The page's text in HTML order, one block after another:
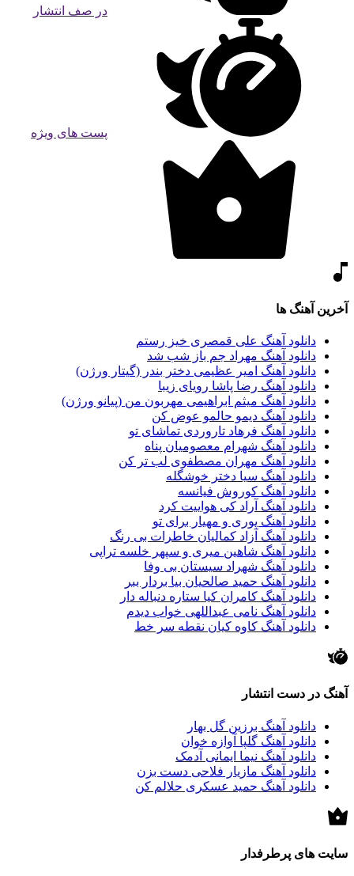
در صف انتشار
پست های ویژه
آخرین آهنگ ها
دانلود آهنگ علی قمصری خیز رستم
دانلود آهنگ مهراد جم باز شب شد
دانلود آهنگ امیر عظیمی دختر بندر (گیتار ورژن)
دانلود آهنگ رضا پاشا رویای زیبا
دانلود آهنگ میثم ابراهیمی مهربون من (پیانو ورژن)
دانلود آهنگ دیمو حالمو عوض کن
دانلود آهنگ فرهاد تاروردی تماشای تو
دانلود آهنگ شهرام معصومیان پناه
دانلود آهنگ مهران مصطفوی لب تر کن
دانلود آهنگ سیا دختر خوشگله
دانلود آهنگ کوروش فیانسه
دانلود آهنگ آراد کی هواییت کرد
دانلود آهنگ پوری و مهیار برای تو
دانلود آهنگ آزاد کمالیان خاطرات بی رنگ
دانلود آهنگ شاهین میری و سپهر خلسه تراپی
دانلود آهنگ شهراد سیستان بی وفا
دانلود آهنگ حمید صالحیان بیا بردار ببر
دانلود آهنگ کامران کیا ستاره دنباله دار
دانلود آهنگ نامی عبداللهی خواب دیدم
دانلود آهنگ کاوه کیان نقطه سر خط
آهنگ در دست انتشار
دانلود آهنگ برزین گل بهار
دانلود آهنگ گلپا آوازه خوان
دانلود آهنگ نیما ایمانی آدمک
دانلود آهنگ مازیار فلاحی دست بزن
دانلود آهنگ حمید عسکری حلالم کن
سایت های پرطرفدار